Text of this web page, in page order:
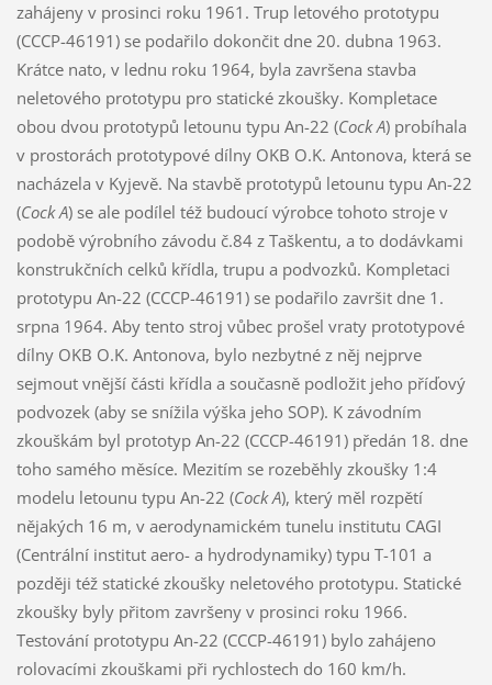
zahájeny v prosinci roku 1961. Trup letového prototypu
(CCCP-46191) se podařilo dokončit dne 20. dubna 1963.
Krátce nato, v lednu roku 1964, byla završena stavba
neletového prototypu pro statické zkoušky. Kompletace
obou dvou prototypů letounu typu An-22 (Cock A) probíhala
v prostorách prototypové dílny OKB O.K. Antonova, která se
nacházela v Kyjevě. Na stavbě prototypů letounu typu An-22
(Cock A) se ale podílel též budoucí výrobce tohoto stroje v
podobě výrobního závodu č.84 z Taškentu, a to dodávkami
konstrukčních celků křídla, trupu a podvozků. Kompletaci
prototypu An-22 (CCCP-46191) se podařilo završit dne 1.
srpna 1964. Aby tento stroj vůbec prošel vraty prototypové
dílny OKB O.K. Antonova, bylo nezbytné z něj nejprve
sejmout vnější části křídla a současně podložit jeho příďový
podvozek (aby se snížila výška jeho SOP). K závodním
zkouškám byl prototyp An-22 (CCCP-46191) předán 18. dne
toho samého měsíce. Mezitím se rozeběhly zkoušky 1:4
modelu letounu typu An-22 (Cock A), který měl rozpětí
nějakých 16 m, v aerodynamickém tunelu institutu CAGI
(Centrální institut aero- a hydrodynamiky) typu T-101 a
později též statické zkoušky neletového prototypu. Statické
zkoušky byly přitom završeny v prosinci roku 1966.
Testování prototypu An-22 (CCCP-46191) bylo zahájeno
rolovacími zkouškami při rychlostech do 160 km/h.